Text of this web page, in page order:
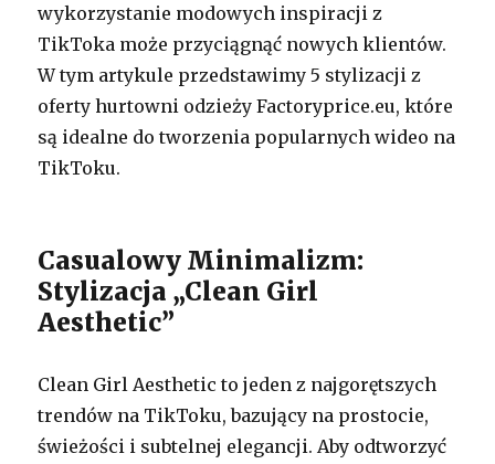
wykorzystanie modowych inspiracji z
TikToka może przyciągnąć nowych klientów.
W tym artykule przedstawimy 5 stylizacji z
oferty hurtowni odzieży Factoryprice.eu, które
są idealne do tworzenia popularnych wideo na
TikToku.
Casualowy Minimalizm:
Stylizacja „Clean Girl
Aesthetic”
Clean Girl Aesthetic to jeden z najgorętszych
trendów na TikToku, bazujący na prostocie,
świeżości i subtelnej elegancji. Aby odtworzyć